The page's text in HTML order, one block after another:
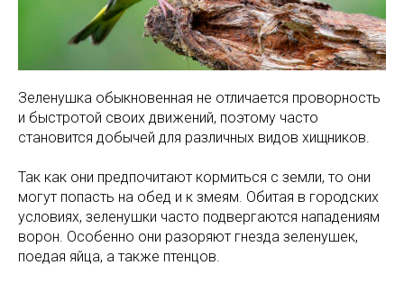
Зеленушка обыкновенная не отличается проворность
и быстротой своих движений, поэтому часто
становится добычей для различных видов хищников.
Так как они предпочитают кормиться с земли, то они
могут попасть на обед и к змеям. Обитая в городских
условиях, зеленушки часто подвергаются нападениям
ворон. Особенно они разоряют гнезда зеленушек,
поедая яйца, а также птенцов.